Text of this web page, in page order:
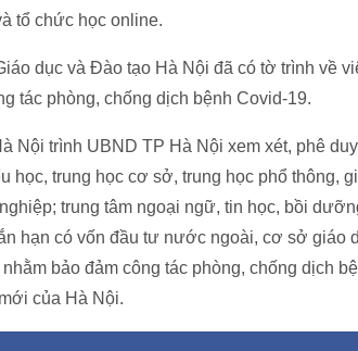
tổ chức học online.
dục và Đào tạo Hà Nội đã có tờ trình về
tác phòng, chống dịch bệnh Covid-19.
Nội trình UBND TP Hà Nội xem xét, phê
học, trung học cơ sở, trung học phổ thông,
trung tâm ngoại ngữ, tin học, bồi
hạn có vốn đầu tư nước ngoài, cơ sở giáo
bảo đảm công tác phòng, chống dịch
của Hà Nội.